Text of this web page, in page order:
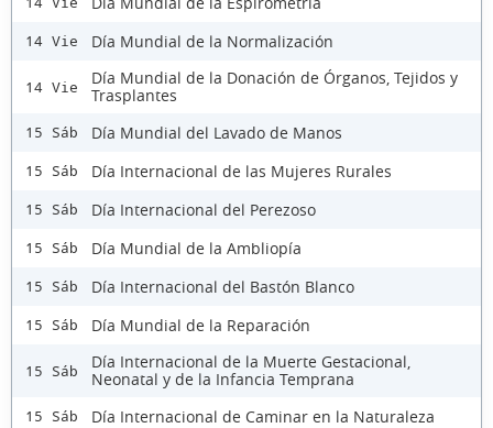
14 Vie Día Mundial de la Normalización
14 Vie
Día Mundial de la Donación de Órganos, Tejidos y
Trasplantes
15 Sáb Día Mundial del Lavado de Manos
15 Sáb Día Internacional de las Mujeres Rurales
15 Sáb Día Internacional del Perezoso
15 Sáb Día Mundial de la Ambliopía
15 Sáb Día Internacional del Bastón Blanco
15 Sáb Día Mundial de la Reparación
15 Sáb
Día Internacional de la Muerte Gestacional,
Neonatal y de la Infancia Temprana
15 Sáb Día Internacional de Caminar en la Naturaleza